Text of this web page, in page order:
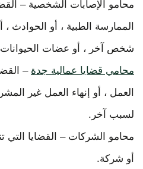
محامو الإصابات الشخصية –
الممارسة الطبية ، أو الحوادث
شخص آخر ، أو عضات الحيوانات
محامي قضايا عمالية جدة –
العمل ، أو إنهاء العمل غير
لسبب آخر.
محامو الشركات – القضايا
أو شركة.